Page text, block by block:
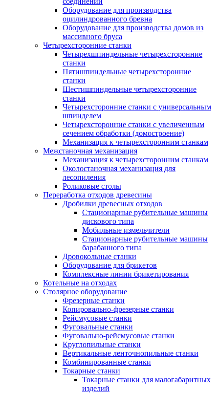
Оборудование для производства
оцилиндрованного бревна
Оборудование для производства домов из
массивного бруса
Четырехсторонние станки
Четырехшпиндельные четырехсторонние
станки
Пятишпиндельные четырехсторонние
станки
Шестишпиндельные четырехсторонние
станки
Четырехсторонние станки с универсальным
шпинделем
Четырехсторонние станки с увеличенным
сечением обработки (домостроение)
Механизация к четырехсторонним станкам
Межстаночная механизация
Механизация к четырехсторонним станкам
Околостаночная механизация для
лесопиления
Роликовые столы
Переработка отходов древесины
Дробилки древесных отходов
Стационарные рубительные машины
дискового типа
Мобильные измельчители
Стационарные рубительные машины
барабанного типа
Дровокольные станки
Оборудование для брикетов
Комплексные линии брикетирования
Котельные на отходах
Столярное оборудование
Фрезерные станки
Копировально-фрезерные станки
Рейсмусовые станки
Фуговальные станки
Фуговально-рейсмусовые станки
Круглопильные станки
Вертикальные ленточнопильные станки
Комбинированные станки
Токарные станки
Токарные станки для малогабаритных
изделий